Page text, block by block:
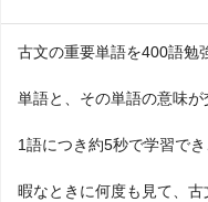
古文の重要単語を400語勉
単語と、その単語の意味が
1語につき約5秒で学習で
暇なときに何度も見て、